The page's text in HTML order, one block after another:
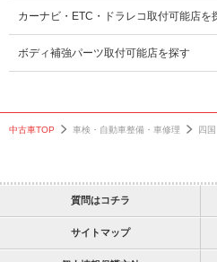
カーナビ・ETC・ドラレコ取付可能店を
ボディ補強パーツ取付可能店を探す
中古車TOP 車検・自動車整備・車修理 四国
質問はコチラ
サイトマップ